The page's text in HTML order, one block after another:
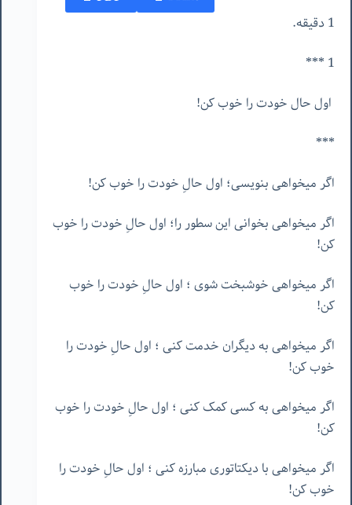
1 دقیقه.
1 ***
اول حال خودت را خوب کن!
***
اگر میخواهی بنویسی؛ اول حالِ خودت را خوب کن!
اگر میخواهی بخوانی این سطور را؛ اول حالِ خودت را خوب
کن!
اگر میخواهی خوشبخت شوی ؛ اول حالِ خودت را خوب
کن!
اگر میخواهی به دیگران خدمت کنی ؛ اول حالِ خودت را
خوب کن!
اگر میخواهی به کسی کمک کنی ؛ اول حالِ خودت را خوب
کن!
اگر میخواهی با دیکتاتوری مبارزه کنی ؛ اول حالِ خودت را
خوب کن!